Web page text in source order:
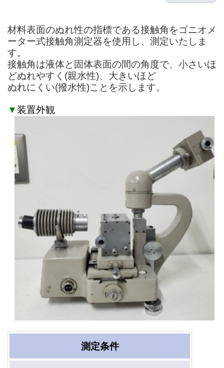
材料表面のぬれ性の指標である接触角をゴニオメ
ーター式接触角測定器を使用し、測定いたしま
す。
接触角は液体と固体表面の間の角度で、小さいほ
どぬれやすく(親水性)、大きいほど
ぬれにくい(撥水性)ことを示します。
▼ 装置外観
測定条件